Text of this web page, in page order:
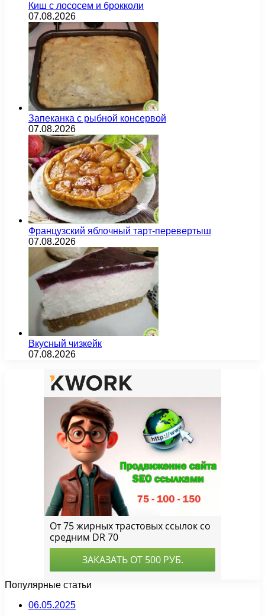
Киш с лососем и брокколи
07.08.2026
Запеканка с рыбной консервой
07.08.2026
Французский яблочный тарт-перевертыш
07.08.2026
Вкусный чизкейк
07.08.2026
Популярные статьи
06.05.2025